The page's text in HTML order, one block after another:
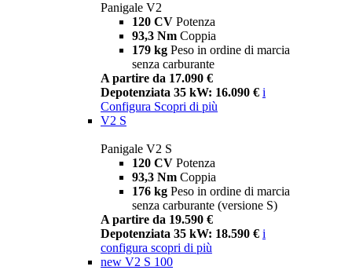
Panigale V2
120 CV Potenza
93,3 Nm Coppia
179 kg Peso in ordine di marcia
senza carburante
A partire da 17.090 €
Depotenziata 35 kW: 16.090 € i
Configura Scopri di più
V2 S
Panigale V2 S
120 CV Potenza
93,3 Nm Coppia
176 kg Peso in ordine di marcia
senza carburante (versione S)
A partire da 19.590 €
Depotenziata 35 kW: 18.590 € i
configura scopri di più
new V2 S 100